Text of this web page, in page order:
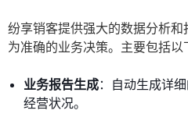
纷享销客提供强大的数据分析
为准确的业务决策。主要包括以
业务报告生成：自动生成详
经营状况。